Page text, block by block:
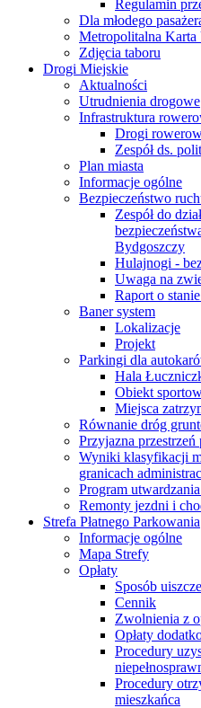
Regulamin
Dla młodego
Metropolitalna Karta
Zdjęcia taboru
Drogi Miejskie
Aktualności
Utrudnienia drogowe
Infrastruktura
Drogi
Zespół ds.
Plan miasta
Informacje ogólne
Bezpieczeństwo
Zespół do
Bydgoszczy
Hulajnogi -
Uwaga na
Raport o
Baner system
Lokalizacje
Projekt
Parkingi dla
Hala
Obiekt
Miejsca
Równanie dróg
Przyjazna przestrzeń
Wyniki klasyfikacji
granicach
Program
Remonty jezdni i
Strefa Płatnego Parkowania
Informacje ogólne
Mapa Strefy
Opłaty
Sposób
Cennik
Zwolnienia z
Opłaty
Procedury
Procedury
mieszkańca